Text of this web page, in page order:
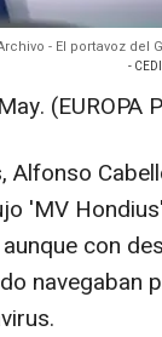
- El portavoz del
-
(EUROPA
'MV
con
navegaban